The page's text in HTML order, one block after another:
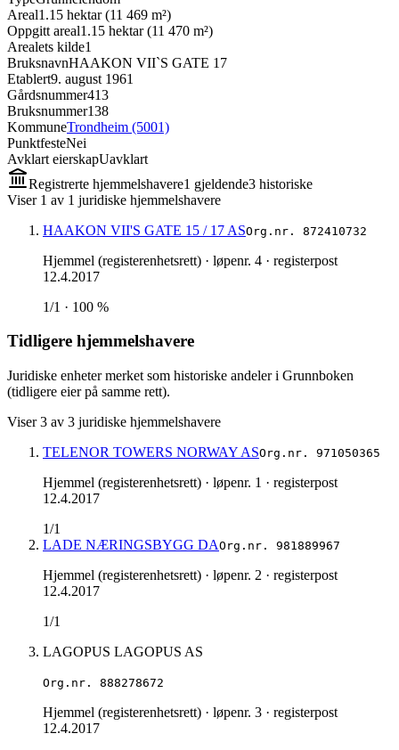
Areal1.15 hektar (11 469 m²)
Oppgitt areal1.15 hektar (11 470 m²)
Arealets kilde1
BruksnavnHAAKON VII`S GATE 17
Etablert9. august 1961
Gårdsnummer413
Bruksnummer138
KommuneTrondheim (5001)
PunktfesteNei
Avklart eierskapUavklart
Registrerte hjemmelshavere1 gjeldende3 historiske
Viser 1 av 1 juridiske hjemmelshavere
HAAKON VII'S GATE 15 / 17 ASOrg.nr. 872410732
Hjemmel (registerenhetsrett) · løpenr. 4 · registerpost
12.4.2017
1/1 · 100 %
Tidligere hjemmelshavere
Juridiske enheter merket som historiske andeler i Grunnboken
(tidligere eier på samme rett).
Viser3 av 3 juridiske hjemmelshavere
TELENOR TOWERS NORWAY ASOrg.nr. 971050365
Hjemmel (registerenhetsrett) · løpenr. 1 · registerpost
12.4.2017
1/1
LADE NÆRINGSBYGG DAOrg.nr. 981889967
Hjemmel (registerenhetsrett) · løpenr. 2 · registerpost
12.4.2017
1/1
LAGOPUS LAGOPUS AS
Org.nr. 888278672
Hjemmel (registerenhetsrett) · løpenr. 3 · registerpost
12.4.2017